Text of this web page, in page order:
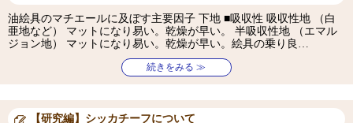
油絵具のマチエールに及ぼす主要因子 下地 ■吸収性 吸収性地 （白
亜地など） マットになり易い。乾燥が早い。 半吸収性地 （エマル
ジョン地） マットになり易い。乾燥が早い。絵具の乗り良…
続きをみる ≫
【研究編】シッカチーフについて